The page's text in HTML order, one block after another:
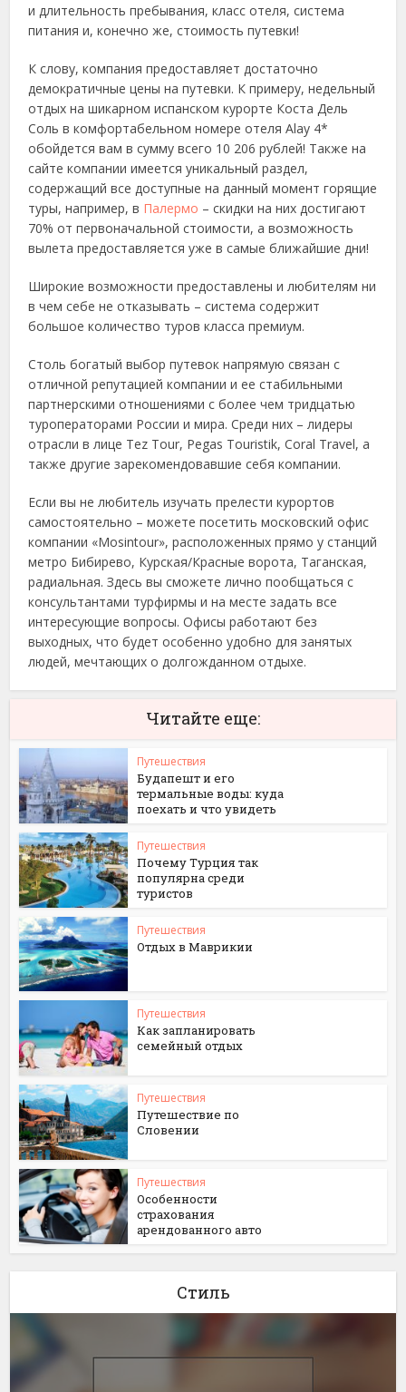
и длительность пребывания, класс отеля, система
питания и, конечно же, стоимость путевки!
К слову, компания предоставляет достаточно
демократичные цены на путевки. К примеру, недельный
отдых на шикарном испанском курорте Коста Дель
Соль в комфортабельном номере отеля Alay 4*
обойдется вам в сумму всего 10 206 рублей! Также на
сайте компании имеется уникальный раздел,
содержащий все доступные на данный момент горящие
туры, например, в Палермо – скидки на них достигают
70% от первоначальной стоимости, а возможность
вылета предоставляется уже в самые ближайшие дни!
Широкие возможности предоставлены и любителям ни
в чем себе не отказывать – система содержит
большое количество туров класса премиум.
Столь богатый выбор путевок напрямую связан с
отличной репутацией компании и ее стабильными
партнерскими отношениями с более чем тридцатью
туроператорами России и мира. Среди них – лидеры
отрасли в лице Tez Tour, Pegas Touristik, Coral Travel, а
также другие зарекомендовавшие себя компании.
Если вы не любитель изучать прелести курортов
самостоятельно – можете посетить московский офис
компании «Mosintour», расположенных прямо у станций
метро Бибирево, Курская/Красные ворота, Таганская,
радиальная. Здесь вы сможете лично пообщаться с
консультантами турфирмы и на месте задать все
интересующие вопросы. Офисы работают без
выходных, что будет особенно удобно для занятых
людей, мечтающих о долгожданном отдыхе.
Читайте еще:
Путешествия
Будапешт и его
термальные воды: куда
поехать и что увидеть
Путешествия
Почему Турция так
популярна среди
туристов
Путешествия
Отдых в Маврикии
Путешествия
Как запланировать
семейный отдых
Путешествия
Путешествие по
Словении
Путешествия
Особенности
страхования
арендованного авто
Стиль